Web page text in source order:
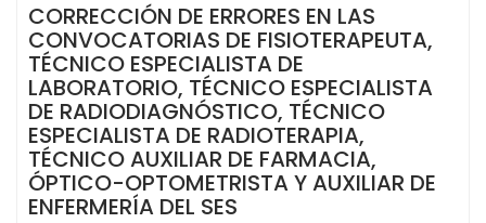
CORRECCIÓN DE ERRORES EN LAS
CONVOCATORIAS DE FISIOTERAPEUTA,
TÉCNICO ESPECIALISTA DE
LABORATORIO, TÉCNICO ESPECIALISTA
DE RADIODIAGNÓSTICO, TÉCNICO
ESPECIALISTA DE RADIOTERAPIA,
TÉCNICO AUXILIAR DE FARMACIA,
ÓPTICO-OPTOMETRISTA Y AUXILIAR DE
ENFERMERÍA DEL SES